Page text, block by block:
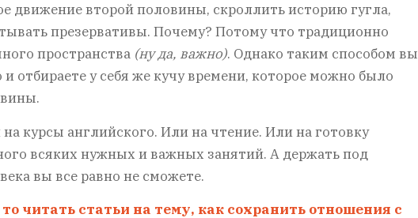
движение второй половины, скроллить историю гугла,
презервативы. Почему? Потому что традиционно
пространства (ну да, важно). Однако таким способом вы
отбираете у себя же кучу времени, которое можно было
курсы английского. Или на чтение. Или на готовку
всяких нужных и важных занятий. А держать под
вы все равно не сможете.
читать статьи на тему, как сохранить отношения с